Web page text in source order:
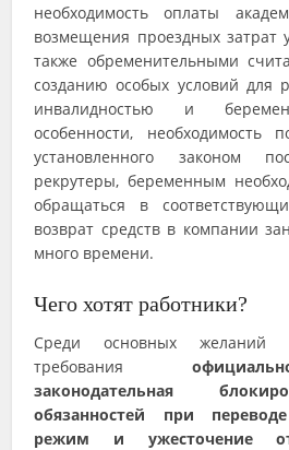
необходимость оплаты
возмещения проездных затрат
также обременительными
созданию особых условий для
инвалидностью и
особенности, необходимость
установленного законом
рекрутеры, беременным
обращаться в
возврат средств в компании
много времени.
Чего хотят работники?
Среди основных желаний
требования
законодательная
обязанностей при
режим и ужесточение